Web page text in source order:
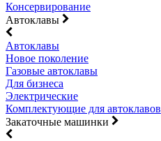
Консервирование
Автоклавы
Автоклавы
Новое поколение
Газовые автоклавы
Для бизнеса
Электрические
Комплектующие для автоклавов
Закаточные машинки